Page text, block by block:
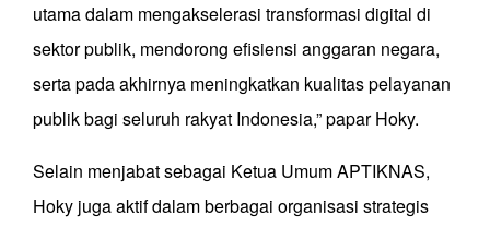
utama dalam mengakselerasi transformasi digital di
sektor publik, mendorong efisiensi anggaran negara,
serta pada akhirnya meningkatkan kualitas pelayanan
publik bagi seluruh rakyat Indonesia,” papar Hoky.
Selain menjabat sebagai Ketua Umum APTIKNAS,
Hoky juga aktif dalam berbagai organisasi strategis